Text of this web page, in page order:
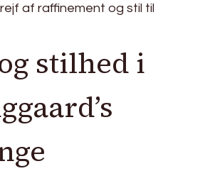
af raffinement og stil til
stilhed i